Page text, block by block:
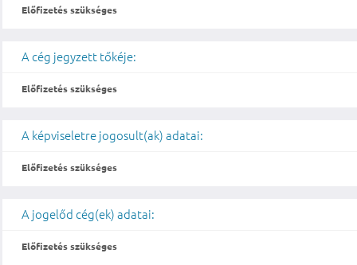
Előfizetés szükséges
A cég jegyzett tőkéje:
Előfizetés szükséges
A képviseletre jogosult(ak) adatai:
Előfizetés szükséges
A jogelőd cég(ek) adatai:
Előfizetés szükséges